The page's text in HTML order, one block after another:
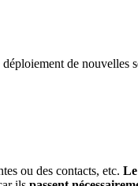
de
ou des contacts, etc.